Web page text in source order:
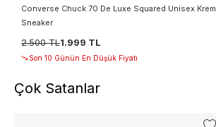
Converse Chuck 70 De Luxe Squared Unisex Krem
Sneaker
2.500 TL1.999 TL
Son 10 Günün En Düşük Fiyatı
Çok Satanlar